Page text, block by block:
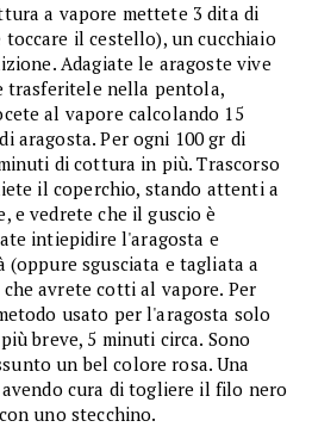
a vapore mettete 3 dita di
toccare il cestello), un cucchiaio
Adagiate le aragoste vive
trasferitele nella pentola,
al vapore calcolando 15
aragosta. Per ogni 100 gr di
di cottura in più. Trascorso
il coperchio, stando attenti a
e vedrete che il guscio è
intiepidire l'aragosta e
sgusciata e tagliata a
avrete cotti al vapore. Per
usato per l'aragosta solo
breve, 5 minuti circa. Sono
un bel colore rosa. Una
cura di togliere il filo nero
uno stecchino.